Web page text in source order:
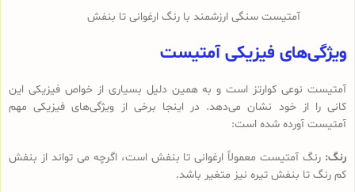
آمتیست سنگی ارزشمند با رنگ ارغوانی تا بنفش
ویژگی‌های فیزیکی آمتیست
آمتیست نوعی کوارتز است و به همین دلیل بسیاری از خواص فیزیکی این
کانی را از خود نشان می‌دهد. در اینجا برخی از ویژگی‌های فیزیکی مهم
آمتیست آورده شده است:
رنگ: رنگ آمتیست معمولاً ارغوانی تا بنفش است، اگرچه می تواند از بنفش
کم رنگ تا بنفش تیره نیز متغیر باشد.